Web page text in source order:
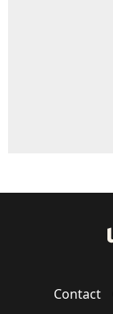
Contact